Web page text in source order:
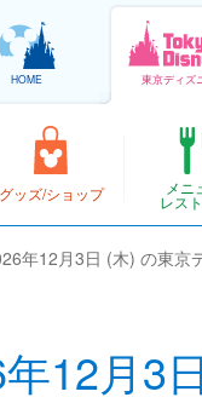
HOME 東京ディズ
グッズ/ショップ メニ
レス
年12月3日 (木) の東京
12月3